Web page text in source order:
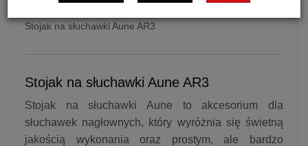
Stojak na słuchawki Aune AR3
Stojak na słuchawki Aune AR3
Stojak na słuchawki Aune to akcesorium dla
słuchawek nagłownych, który wyróżnia się świetną
jakością wykonania oraz prostym, ale bardzo